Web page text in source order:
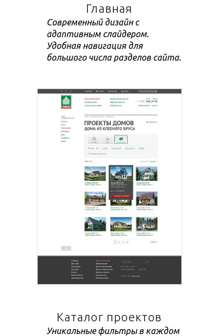
Главная
Современный дизайн с
адаптивным слайдером.
Удобная навигация для
большого числа разделов сайта.
Каталог проектов
Уникальные фильтры в каждом